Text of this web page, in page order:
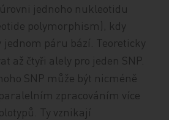
jednoho nukleotidu
polymorphism), kdy
jednom páru bází. Teoreticky
až č tyři alely pro jeden SNP.
SNP může být nicméně
zpracováním více
Ty vznikají